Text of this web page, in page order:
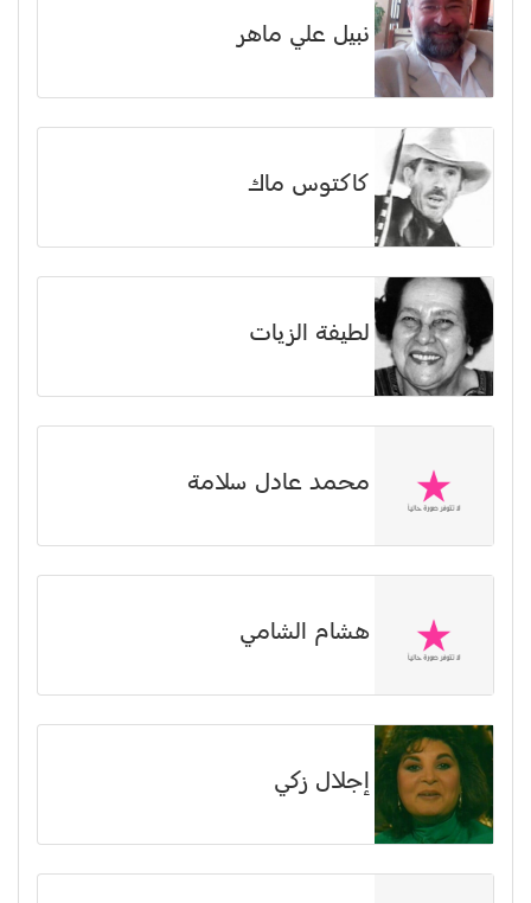
نبيل علي ماهر
كاكتوس ماك
لطيفة الزيات
محمد عادل سلامة
هشام الشامي
إجلال زكي